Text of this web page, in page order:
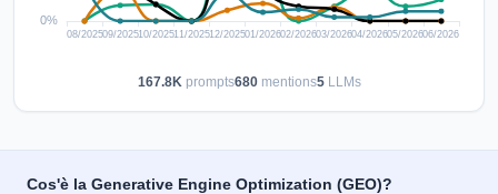
167.8Kprompts680mentions5LLMs
Cos'è la Generative Engine Optimization (GEO)?